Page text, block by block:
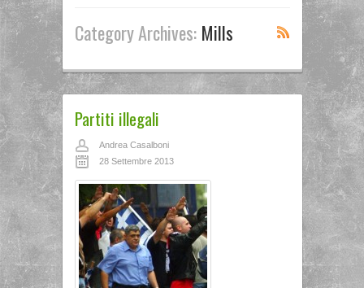
Category Archives: Mills
Partiti illegali
Andrea Casalboni
28 Settembre 2013